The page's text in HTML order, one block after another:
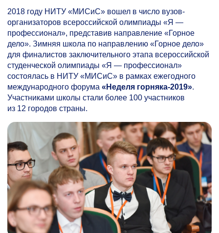
2018 году НИТУ «МИСиС» вошел в число вузов-
организаторов всероссийской олимпиады «Я —
профессионал», представив направление «Горное
дело». Зимняя школа по направлению «Горное дело»
для финалистов заключительного этапа всероссийской
студенческой олимпиады «Я — профессионал»
состоялась в НИТУ «МИСиС» в рамках ежегодного
международного форума «Неделя горняка-2019».
Участниками школы стали более 100 участников
из 12 городов страны.